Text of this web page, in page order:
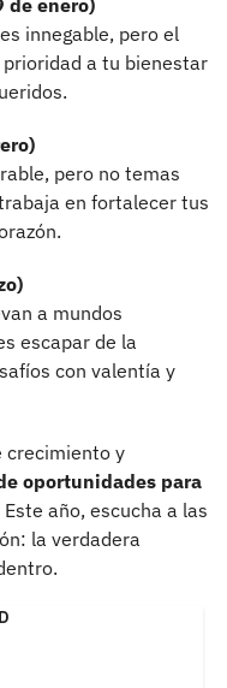
innegable, pero el
a tu bienestar
pero no temas
en fortalecer tus
a mundos
escapar de la
con valentía y
crecimiento y
oportunidades para
Este año, escucha a las
la verdadera